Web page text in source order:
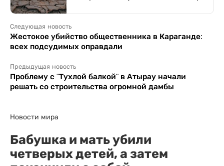
Следующая новость
Жестокое убийство общественника в Караганде:
всех подсудимых оправдали
Предыдущая новость
Проблему с "Тухлой балкой" в Атырау начали
решать со строительства огромной дамбы
Новости мира
Бабушка и мать убили
четверых детей, а затем